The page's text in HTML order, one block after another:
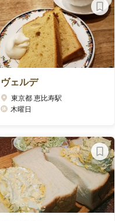
ヴェルデ
東京都 恵比寿駅
木曜日